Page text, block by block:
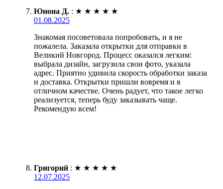
Юнона Д. : ★ ★ ★ ★ ★
01.08.2025
Знакомая посоветовала попробовать, и я не
пожалела. Заказала открытки для отправки в
Великий Новгород. Процесс оказался легким:
выбрала дизайн, загрузила свои фото, указала
адрес. Приятно удивила скорость обработки заказа
и доставка. Открытки пришли вовремя и в
отличном качестве. Очень радует, что такое легко
реализуется, теперь буду заказывать чаще.
Рекомендую всем!
Григорий : ★ ★ ★ ★ ★
12.07.2025